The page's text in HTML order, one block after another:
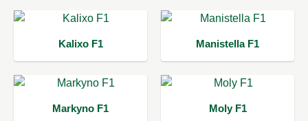
Kalixo F1 Manistella F1
Markyno F1 Moly F1